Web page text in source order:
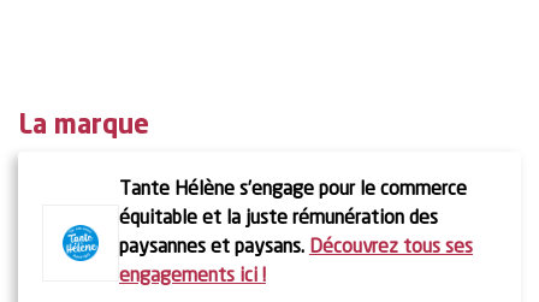
En savoir
plus
La marque
Tante Hélène s’engage pour le commerce
équitable et la juste rémunération des
paysannes et paysans. Découvrez tous ses
engagements ici !